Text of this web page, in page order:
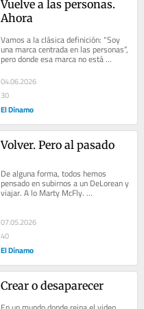
Vuelve a las personas.
Ahora
Vamos a la clásica definición: “Soy
una marca centrada en las personas”,
pero donde esa marca no está
escuchando los reclamos de sus...
04.06.2026
30
El Dínamo
Volver. Pero al pasado
De alguna forma, todos hemos
pensado en subirnos a un DeLorean y
viajar. A lo Marty McFly.
Directamente hacia el pasado. Hay
07.05.2026
40
El Dínamo
Crear o desaparecer